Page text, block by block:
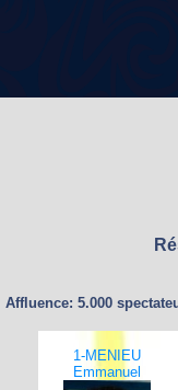
Affluence: 5.000
1-MENIEU
Emmanuel